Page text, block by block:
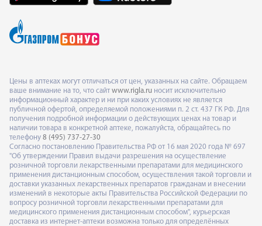
Цены в аптеках могут отличаться от цен, указанных на сайте. Обращаем
ваше внимание на то, что сайт www.rigla.ru носит исключительно
информационный характер и ни при каких условиях не является
публичной офертой, определяемой положениями п. 2 ст. 437 ГК РФ. Для
получения подробной информации о действующих ценах на товар и
наличии товара в конкретной аптеке, пожалуйста, обращайтесь по
телефону 8 (495) 737-27-30
Согласно постановлению Правительства РФ от 16 мая 2020 года № 697
"Об утверждении Правил выдачи разрешения на осуществление
розничной торговли лекарственными препаратами для медицинского
применения дистанционным способом, осуществления такой торговли и
доставки указанных лекарственных препаратов гражданам и внесении
изменений в некоторые акты Правительства Российской Федерации по
вопросу розничной торговли лекарственными препаратами для
медицинского применения дистанционным способом", курьерская
доставка из интернет-аптеки возможна только для определённых